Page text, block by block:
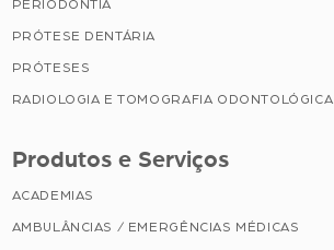
PERIODONTIA
PRÓTESE DENTÁRIA
PRÓTESES
RADIOLOGIA E TOMOGRAFIA ODONTOLÓGICA
Produtos e Serviços
ACADEMIAS
AMBULÂNCIAS / EMERGÊNCIAS MÉDICAS